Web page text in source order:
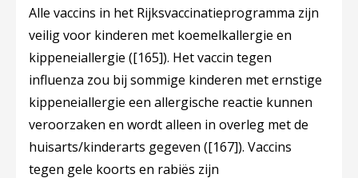
Alle vaccins in het Rijksvaccinatieprogramma zijn
veilig voor kinderen met koemelkallergie en
kippeneiallergie ([165]). Het vaccin tegen
influenza zou bij sommige kinderen met ernstige
kippeneiallergie een allergische reactie kunnen
veroorzaken en wordt alleen in overleg met de
huisarts/kinderarts gegeven ([167]). Vaccins
tegen gele koorts en rabiës zijn